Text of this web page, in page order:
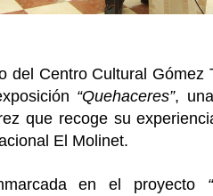
del Centro Cultural Gómez
“Quehaceres”,
que recoge su
El Molinet.
en el proyecto